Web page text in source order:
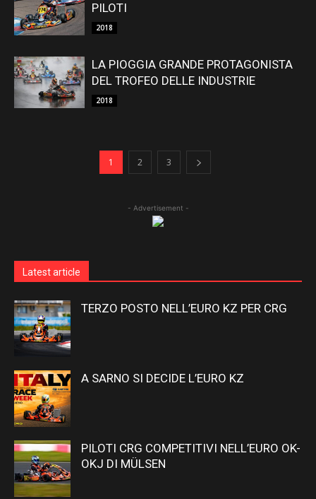
PILOTI
2018
LA PIOGGIA GRANDE PROTAGONISTA
DEL TROFEO DELLE INDUSTRIE
2018
1 2 3
- Advertisement -
Latest article
TERZO POSTO NELL’EURO KZ PER CRG
A SARNO SI DECIDE L’EURO KZ
PILOTI CRG COMPETITIVI NELL’EURO OK-
OKJ DI MÜLSEN